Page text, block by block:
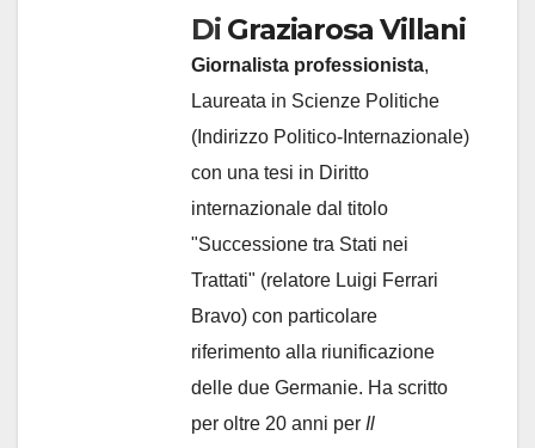
Di Graziarosa Villani
Giornalista professionista,
Laureata in Scienze Politiche
(Indirizzo Politico-Internazionale)
con una tesi in Diritto
internazionale dal titolo
"Successione tra Stati nei
Trattati" (relatore Luigi Ferrari
Bravo) con particolare
riferimento alla riunificazione
delle due Germanie. Ha scritto
per oltre 20 anni per Il